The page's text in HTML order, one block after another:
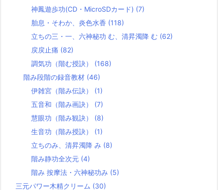
神鳳遊歩功(CD・MicroSDカード) (7)
胎息・そわか、炎色水香 (118)
立ちの三・一、六神秘功 む、清昇濁降 む (62)
戻戻止痛 (82)
調気功（階む授訣） (168)
階み段階の録音教材 (46)
伊雑宮（階み伝訣） (1)
五音和（階み画訣） (7)
慧眼功（階み観訣） (8)
生音功（階み授訣） (1)
立ちのみ、清昇濁降 み (8)
階み静功全次元 (4)
階み 按摩法・六神秘功み (5)
三元パワー木精クリーム (30)